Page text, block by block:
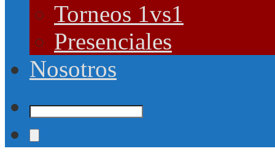
Torneos 1vs1
Presenciales
Nosotros